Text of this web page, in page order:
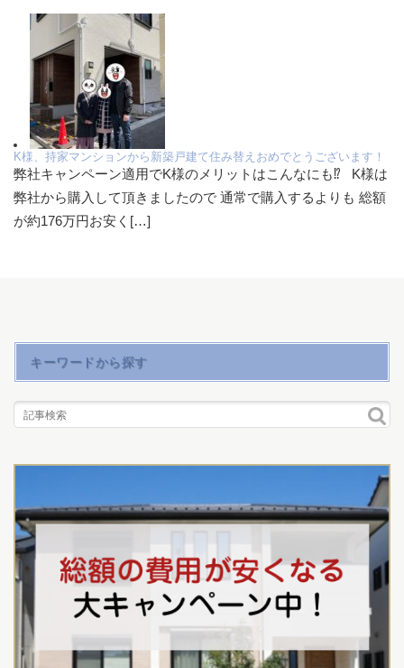
K様、持家マンションから新築戸建て住み替えおめでとうございます！
弊社キャンペーン適用でK様のメリットはこんなにも⁉ K様は
弊社から購入して頂きましたので 通常で購入するよりも 総額
が約176万円お安く[…]
キーワードから探す